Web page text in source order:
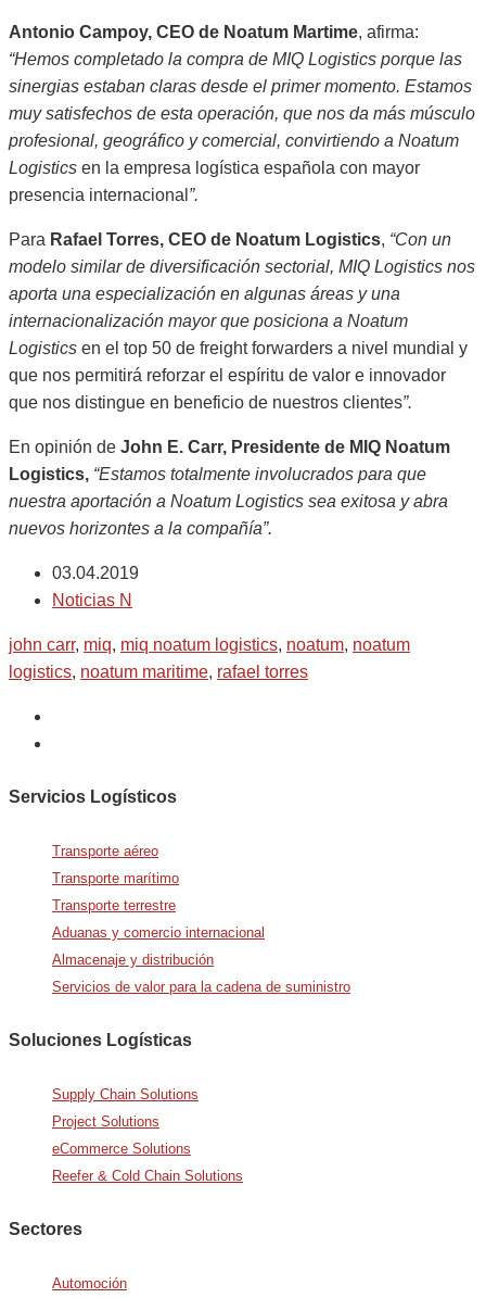
Antonio Campoy, CEO de Noatum Martime, afirma:
“Hemos completado la compra de MIQ Logistics porque las
sinergias estaban claras desde el primer momento. Estamos
muy satisfechos de esta operación, que nos da más músculo
profesional, geográfico y comercial, convirtiendo a Noatum
Logistics en la empresa logística española con mayor
presencia internacional ”.
Para Rafael Torres, CEO de Noatum Logistics, “Con un
modelo similar de diversificación sectorial, MIQ Logistics nos
aporta una especialización en algunas áreas y una
internacionalización mayor que posiciona a Noatum
Logistics en el top 50 de freight forwarders a nivel mundial y
que nos permitirá reforzar el espíritu de valor e innovador
que nos distingue en beneficio de nuestros clientes”.
En opinión de John E. Carr, Presidente de MIQ Noatum
Logistics, “Estamos totalmente involucrados para que
nuestra aportación a Noatum Logistics sea exitosa y abra
nuevos horizontes a la compañía”.
03.04.2019
Noticias N
john carr, miq, miq noatum logistics, noatum, noatum
logistics, noatum maritime, rafael torres
Servicios Logísticos
Transporte aéreo
Transporte marítimo
Transporte terrestre
Aduanas y comercio internacional
Almacenaje y distribución
Servicios de valor para la cadena de suministro
Soluciones Logísticas
Supply Chain Solutions
Project Solutions
eCommerce Solutions
Reefer & Cold Chain Solutions
Sectores
Automoción